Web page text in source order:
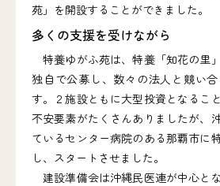
苑」を開設することができました。
多くの支援を受けながら
特養ゆがふ苑は、特養「知花の里
独自で公募し、数々の法人と競い
す。２施設ともに大型投資となるこ
不安要素がたくさんありましたが、
ているセンター病院のある那覇市に
し、スタートさせました。
建設準備会は沖縄民医連が中心と